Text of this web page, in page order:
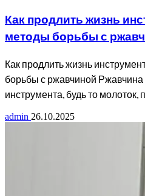
Как продлить жизнь
методы борьбы с
Как продлить жизнь
борьбы с ржавчиной
инструмента, будь то молоток,
admin 26.10.2025